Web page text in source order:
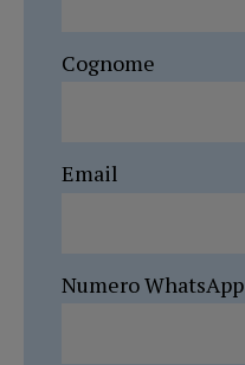
Cognome
Email
Numero WhatsApp